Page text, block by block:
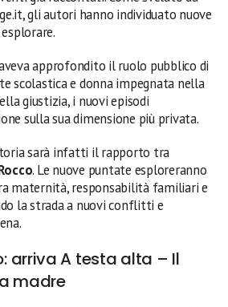
gli autori hanno individuato nuove
approfondito il ruolo pubblico di
scolastica e donna impegnata nella
giustizia, i nuovi episodi
sulla sua dimensione più privata.
sarà infatti il rapporto tra
. Le nuove puntate esploreranno
maternità, responsabilità familiari e
la strada a nuovi conflitti e
arriva A testa alta – Il
madre